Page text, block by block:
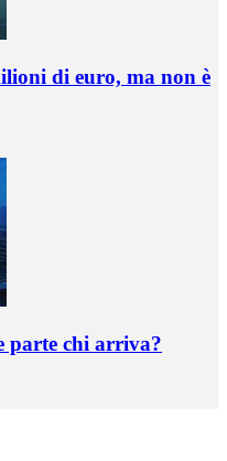
di euro, ma non è
parte chi arriva?